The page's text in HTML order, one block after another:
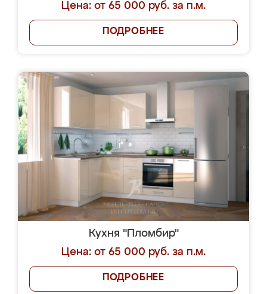
Цена: от 65 000 руб. за п.м.
ПОДРОБНЕЕ
Кухня "Пломбир"
Цена: от 65 000 руб. за п.м.
ПОДРОБНЕЕ